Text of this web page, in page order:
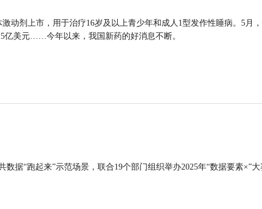
动剂上市，用于治疗16岁及以上青少年和成人1型发作性睡病。5月
亿美元……今年以来，我国新药的好消息不断。
据“跑起来”示范场景，联合19个部门组织举办2025年“数据要素×”大